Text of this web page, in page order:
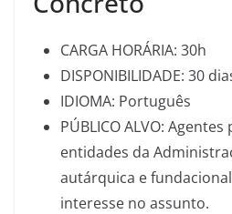
CARGA HORÁRIA: 30h
DISPONIBILIDADE: 30
IDIOMA: Português
PÚBLICO ALVO:
entidades da
autárquica e
interesse no assunto.